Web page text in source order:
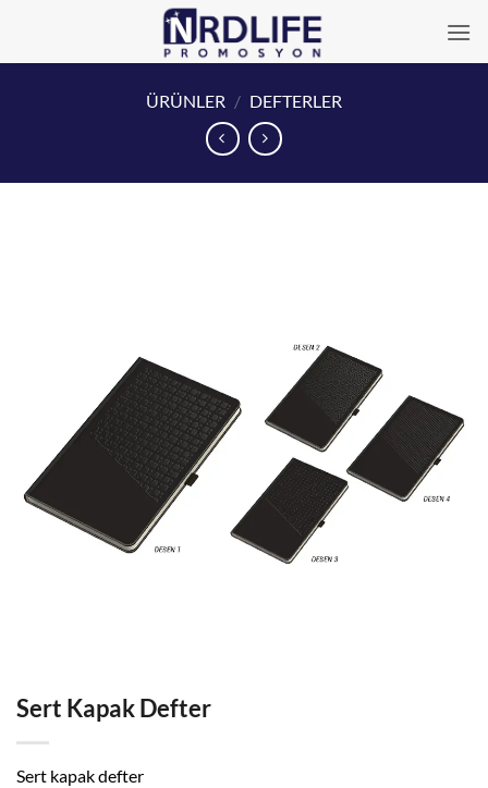
ÜRÜNLER / DEFTERLER
Sert Kapak Defter
Sert kapak defter